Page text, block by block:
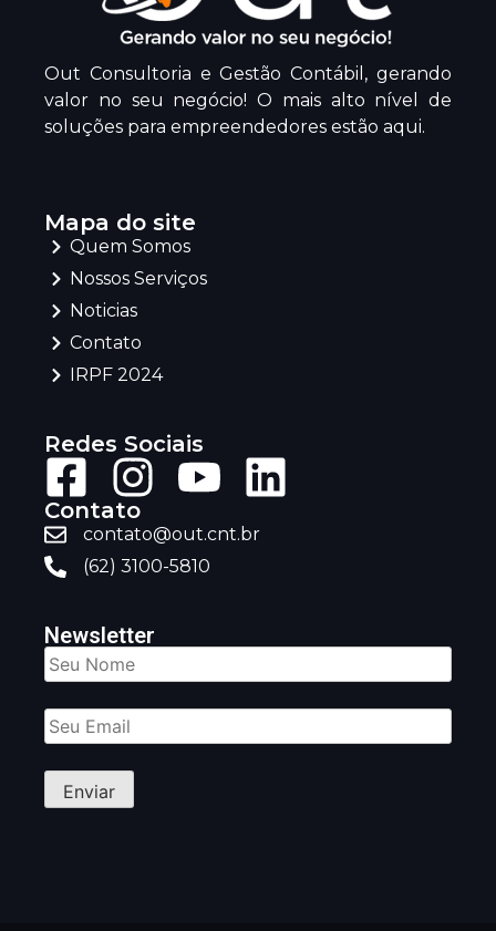
Out Consultoria e Gestão Contábil, gerando
valor no seu negócio! O mais alto nível de
soluções para empreendedores estão aqui.
Mapa do site
Quem Somos
Nossos Serviços
Noticias
Contato
IRPF 2024
Redes Sociais
Contato
contato@out.cnt.br
(62) 3100-5810
Newsletter